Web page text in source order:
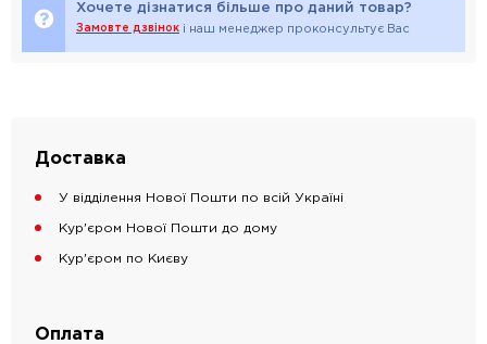
Хочете дізнатися більше про даний товар?
Замовте дзвінок і наш менеджер проконсультує Вас
Доставка
У відділення Нової Пошти по всій Україні
Кур'єром Нової Пошти до дому
Кур'єром по Києву
Оплата